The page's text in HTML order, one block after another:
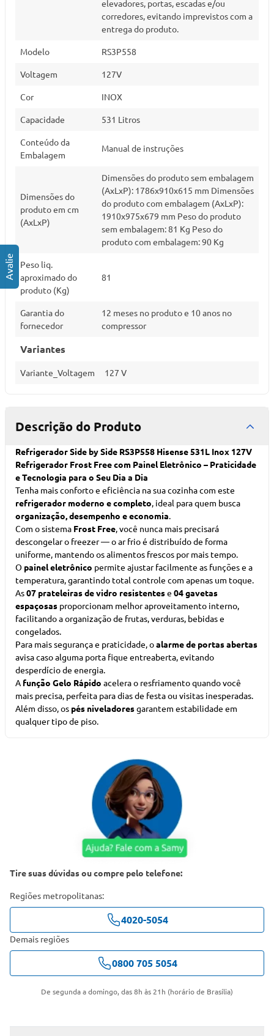
elevadores, portas, escadas e/ou
corredores, evitando imprevistos com a
entrega do produto.
Modelo RS3P558
Voltagem 127V
Cor INOX
Capacidade 531 Litros
Conteúdo da
Embalagem
Manual de instruções
Dimensões do
produto em cm
(AxLxP)
Dimensões do produto sem embalagem
(AxLxP): 1786x910x615 mm Dimensões
do produto com embalagem (AxLxP):
1910x975x679 mm Peso do produto
sem embalagem: 81 Kg Peso do
produto com embalagem: 90 Kg
Peso liq.
aproximado do
produto (Kg)
81
Garantia do
fornecedor
12 meses no produto e 10 anos no
compressor
Variantes
Variante_Voltagem 127 V
Descrição do Produto
Refrigerador Side by Side RS3P558 Hisense 531L Inox 127V
Refrigerador Frost Free com Painel Eletrônico – Praticidade
e Tecnologia para o Seu Dia a Dia
Tenha mais conforto e eficiência na sua cozinha com este
refrigerador moderno e completo, ideal para quem busca
organização, desempenho e economia.
Com o sistema Frost Free, você nunca mais precisará
descongelar o freezer — o ar frio é distribuído de forma
uniforme, mantendo os alimentos frescos por mais tempo.
O painel eletrônico permite ajustar facilmente as funções e a
temperatura, garantindo total controle com apenas um toque.
As07 prateleiras de vidro resistentese 04 gavetas
espaçosas proporcionam melhor aproveitamento interno,
facilitando a organização de frutas, verduras, bebidas e
congelados.
Para mais segurança e praticidade, oalarme de portas abertas
avisa caso alguma porta fique entreaberta, evitando
desperdício de energia.
A função Gelo Rápido acelera o resfriamento quando você
mais precisa, perfeita para dias de festa ou visitas inesperadas.
Além disso, os pés niveladoresgarantem estabilidade em
qualquer tipo de piso.
Tire suas dúvidas ou compre pelo telefone:
Regiões metropolitanas:
4020-5054
Demais regiões
0800 705 5054
De segunda a domingo, das 8h às 21h (horário de Brasília)